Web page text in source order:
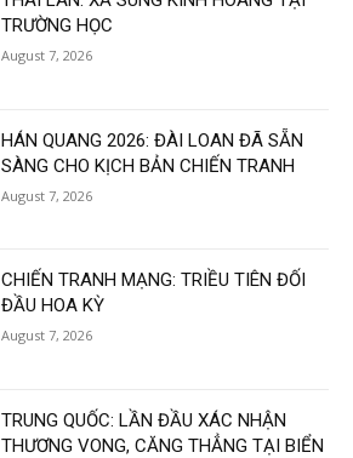
TRƯỜNG HỌC
August 7, 2026
HÁN QUANG 2026: ĐÀI LOAN ĐÃ SẴN
SÀNG CHO KỊCH BẢN CHIẾN TRANH
August 7, 2026
CHIẾN TRANH MẠNG: TRIỀU TIÊN ĐỐI
ĐẦU HOA KỲ
August 7, 2026
TRUNG QUỐC: LẦN ĐẦU XÁC NHẬN
THƯƠNG VONG, CĂNG THẲNG TẠI BIỂN